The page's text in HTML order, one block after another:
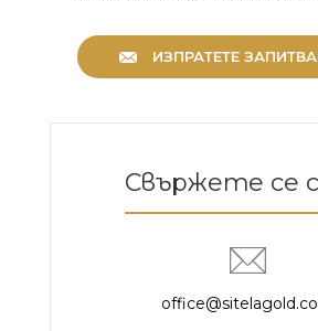
ИЗПРАТЕТЕ
Свържете се